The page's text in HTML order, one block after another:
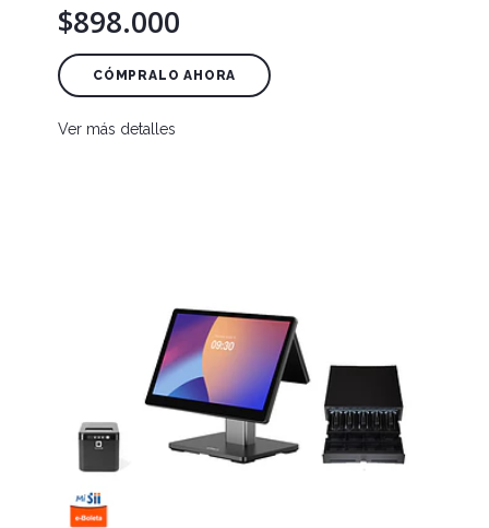
$898.000
CÓMPRALO AHORA
Ver más detalles